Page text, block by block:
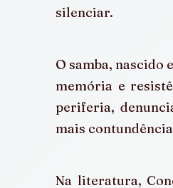
silenciar.
O samba,
memória e
periferia,
mais
Na literatura,